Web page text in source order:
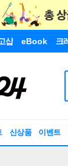
샵 eBook 크
신상품 이벤트